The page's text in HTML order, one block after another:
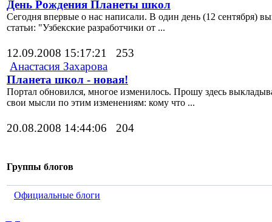
День Рождения Планеты школ
Сегодня впервые о нас написали. В один день (12 сентября)
статьи: "Узбекские разработчики от ...
12.09.2008 15:17:21
253
Анастасия Захарова
Планета школ - новая!
Портал обновился, многое изменилось. Прошу здесь
свои мысли по этим изменениям: кому что ...
20.08.2008 14:44:06 204
Группы блогов
Официальные блоги